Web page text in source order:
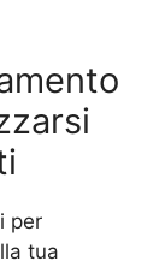
per
tua